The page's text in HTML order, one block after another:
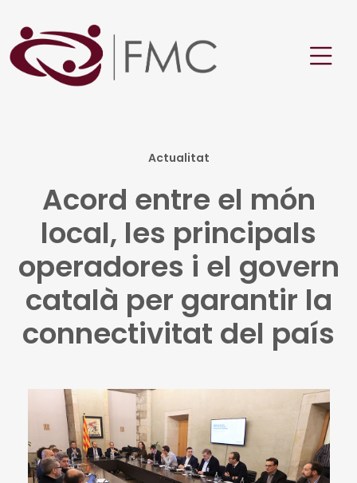
Actualitat
Acord entre el món
local, les principals
operadores i el govern
català per garantir la
connectivitat del país